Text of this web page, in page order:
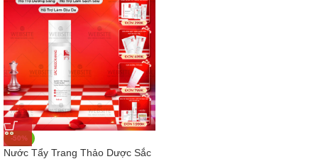
-50%
Nước Tẩy Trang Thảo Dược Sắc